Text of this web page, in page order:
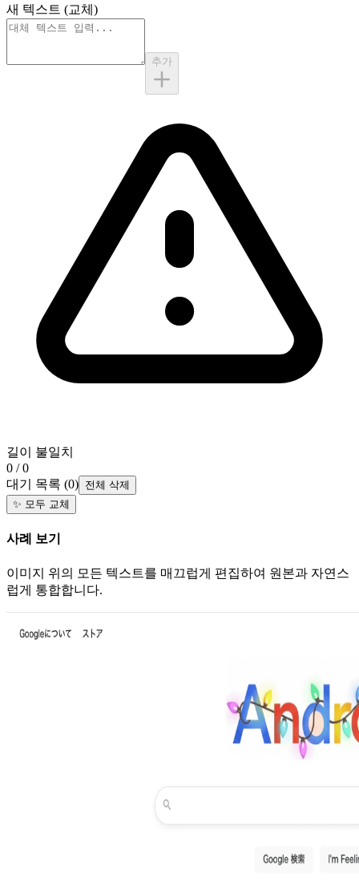
새 텍스트 (교체)
추가
길이 불일치
0 / 0
대기 목록 (0) 전체 삭제
✨ 모두 교체
사례 보기
이미지 위의 모든 텍스트를 매끄럽게 편집하여 원본과 자연스
럽게 통합합니다.